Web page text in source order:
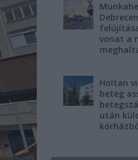
vonat a
Holtan
beteg
után